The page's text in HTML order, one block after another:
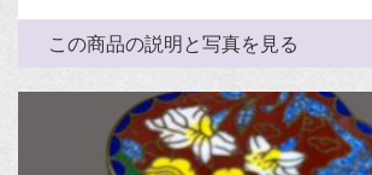
この商品の説明と写真を見る